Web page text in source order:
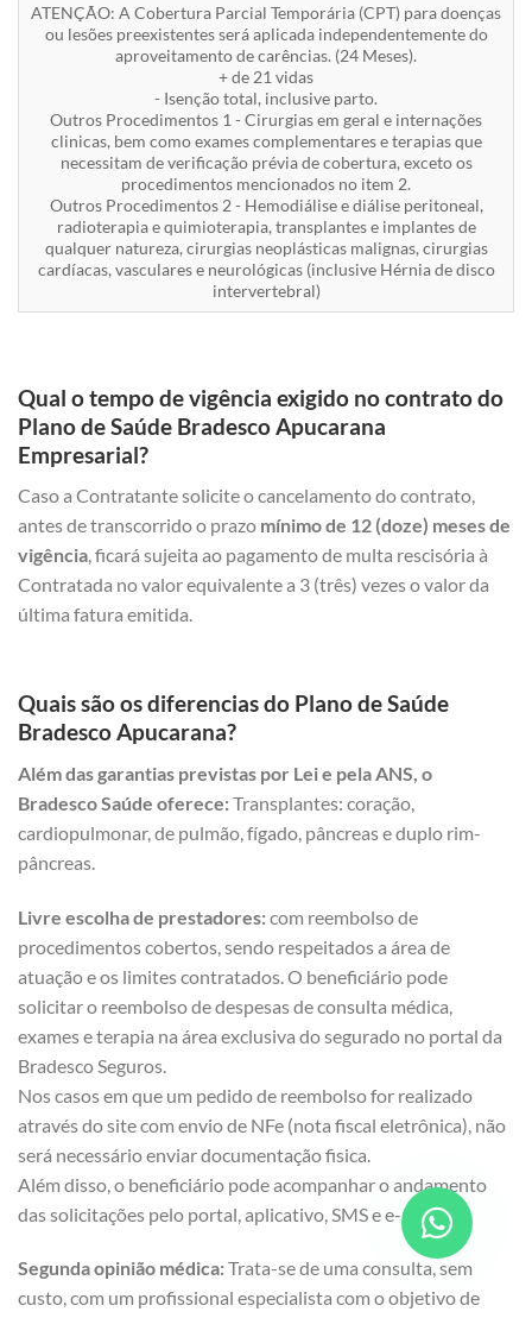
ATENÇÃO: A Cobertura Parcial Temporária (CPT) para doenças
ou lesões preexistentes será aplicada independentemente do
aproveitamento de carências. (24 Meses).
+ de 21 vidas
- Isenção total, inclusive parto.
Outros Procedimentos 1 - Cirurgias em geral e internações
clinicas, bem como exames complementares e terapias que
necessitam de verificação prévia de cobertura, exceto os
procedimentos mencionados no item 2.
Outros Procedimentos 2 - Hemodiálise e diálise peritoneal,
radioterapia e quimioterapia, transplantes e implantes de
qualquer natureza, cirurgias neoplásticas malignas, cirurgias
cardíacas, vasculares e neurológicas (inclusive Hérnia de disco
intervertebral)
Qual o tempo de vigência exigido no contrato do
Plano de Saúde Bradesco Apucarana
Empresarial?
Caso a Contratante solicite o cancelamento do contrato,
antes de transcorrido o prazo mínimo de 12 (doze) meses de
vigência, ficará sujeita ao pagamento de multa rescisória à
Contratada no valor equivalente a 3 (três) vezes o valor da
última fatura emitida.
Quais são os diferencias do Plano de Saúde
Bradesco Apucarana?
Além das garantias previstas por Lei e pela ANS, o
Bradesco Saúde oferece:Transplantes: coração,
cardiopulmonar, de pulmão, fígado, pâncreas e duplo rim-
pâncreas.
Livre escolha de prestadores:com reembolso de
procedimentos cobertos, sendo respeitados a área de
atuação e os limites contratados. O beneficiário pode
solicitar o reembolso de despesas de consulta médica,
exames e terapia na área exclusiva do segurado no portal da
Bradesco Seguros.
Nos casos em que um pedido de reembolso for realizado
através do site com envio de NFe (nota fiscal eletrônica), não
será necessário enviar documentação fisica.
Além disso, o beneficiário pode acompanhar o andamento
das solicitações pelo portal, aplicativo, SMS e e-mail.
Segunda opinião médica:Trata-se de uma consulta, sem
custo, com um profissional especialista com o objetivo de